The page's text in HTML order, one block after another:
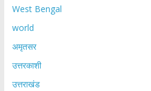
West Bengal
world
अमृतसर
उत्तरकाशी
उत्तराखंड